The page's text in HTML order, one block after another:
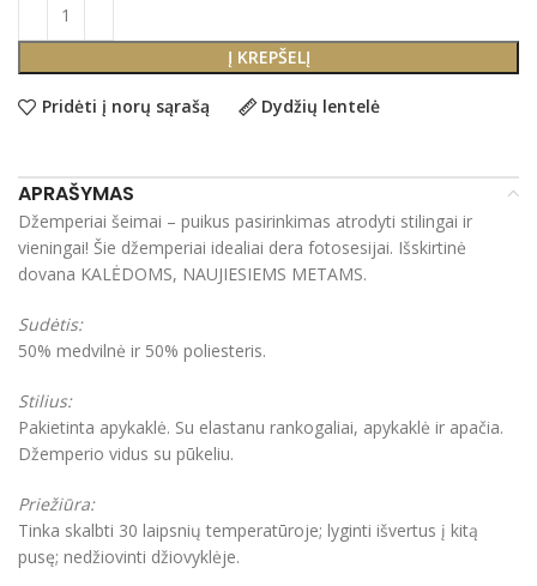
Į KREPŠELĮ
Pridėti į norų sąrašą Dydžių lentelė
APRAŠYMAS
Džemperiai šeimai – puikus pasirinkimas atrodyti stilingai ir
vieningai! Šie džemperiai idealiai dera fotosesijai. Išskirtinė
dovana KALĖDOMS, NAUJIESIEMS METAMS.
Sudėtis:
50% medvilnė ir 50% poliesteris.
Stilius:
Pakietinta apykaklė. Su elastanu rankogaliai, apykaklė ir apačia.
Džemperio vidus su pūkeliu.
Priežiūra:
Tinka skalbti 30 laipsnių temperatūroje; lyginti išvertus į kitą
pusę; nedžiovinti džiovyklėje.